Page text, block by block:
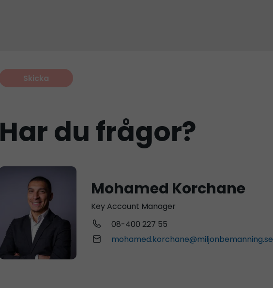
Har du frågor?
Mohamed Korchane
Key Account Manager
08-400 227 55
mohamed.korchane@miljonbemanning.se